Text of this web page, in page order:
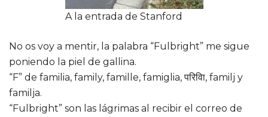
A la entrada de Stanford
No os voy a mentir, la palabra “Fulbright” me sigue
poniendo la piel de gallina.
“F” de familia, family, famille, famiglia, परिवाि, familj y
familja.
“Fulbright” son las lágrimas al recibir el correo de